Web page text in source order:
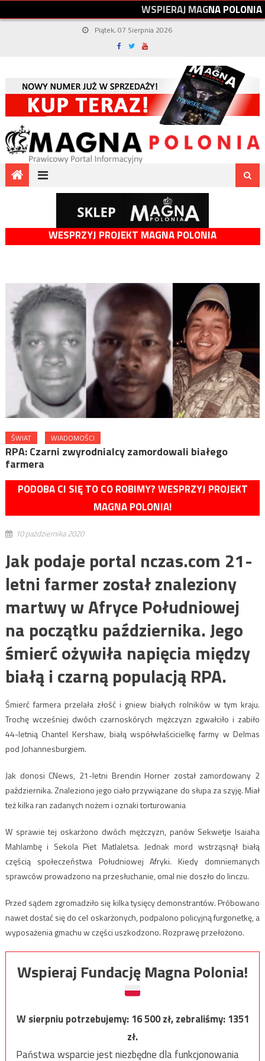
WSPIERAJMAGNAPOLONIA
Piątek, 07 Sierpnia 2026
WESPRZYJ PROJEKT MAGNA POLONIA
ŚWIAT WIADOMOŚCI
RPA: Czarni zwyrodnialcy zamordowali białego
farmera
PODOBA CI SIĘ TO CO ROBIMY? WESPRZYJ PROJEKT
MAGNA POLONIA!
10 października 2020
Jak podaje portal nczas.com 21-
letni farmer został znaleziony
martwy w Afryce Południowej
na początku października. Jego
śmierć ożywiła napięcia między
białą i czarną populacją RPA.
Śmierć farmera przelała złość i gniew białych rolników w tym kraju.
Trochę wcześniej dwóch czarnoskórych mężczyzn zgwałciło i zabiło
44-letnią Chantel Kershaw, białą współwłaścicielkę farmy w Delmas
pod Johannesburgiem.
Jak donosi CNews, 21-letni Brendin Horner został zamordowany 2
października. Znaleziono jego ciało przywiązane do słupa za szyję. Miał
też kilka ran zadanych nożem i oznaki torturowania
W sprawie tej oskarżono dwóch mężczyzn, panów Sekwetje Isaiaha
Mahlambę i Sekola Piet Matlaletsa. Jednak mord wstrząsnął białą
częścią społeczeństwa Południowej Afryki. Kiedy domniemanych
sprawców prowadzono na przesłuchanie, omal nie doszło do linczu.
Przed sądem zgromadziło się kilka tysięcy demonstrantów. Próbowano
nawet dostać się do cel oskarżonych, podpalono policyjną furgonetkę, a
wyposażenia gmachu w części uszkodzono. Rozprawę przełożono.
Wspieraj Fundację Magna Polonia!
W sierpniu potrzebujemy:16 500zł, zebraliśmy:1351
zł.
Państwa wsparcie jest niezbędne dla funkcjonowania